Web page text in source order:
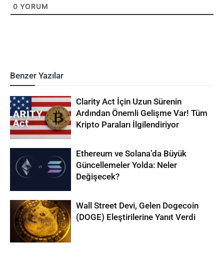
0 YORUM
Benzer Yazılar
Clarity Act İçin Uzun Sürenin
Ardından Önemli Gelişme Var! Tüm
Kripto Paraları İlgilendiriyor
Ethereum ve Solana’da Büyük
Güncellemeler Yolda: Neler
Değişecek?
Wall Street Devi, Gelen Dogecoin
(DOGE) Eleştirilerine Yanıt Verdi